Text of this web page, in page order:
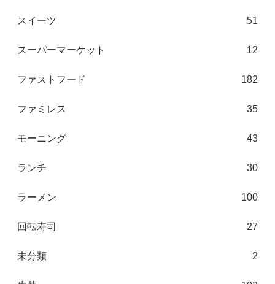
スイーツ 51
スーパーマーケット 12
ファストフード 182
ファミレス 35
モーニング 43
ランチ 30
ラーメン 100
回転寿司 27
未分類 2